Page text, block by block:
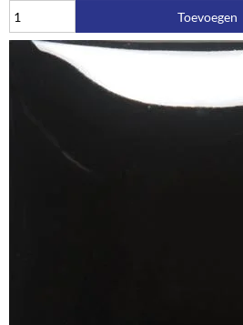
Toevoegen